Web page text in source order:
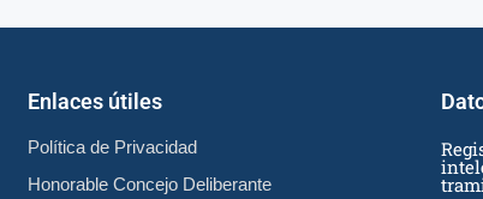
Enlaces útiles
Política de Privacidad
Honorable Concejo Deliberante